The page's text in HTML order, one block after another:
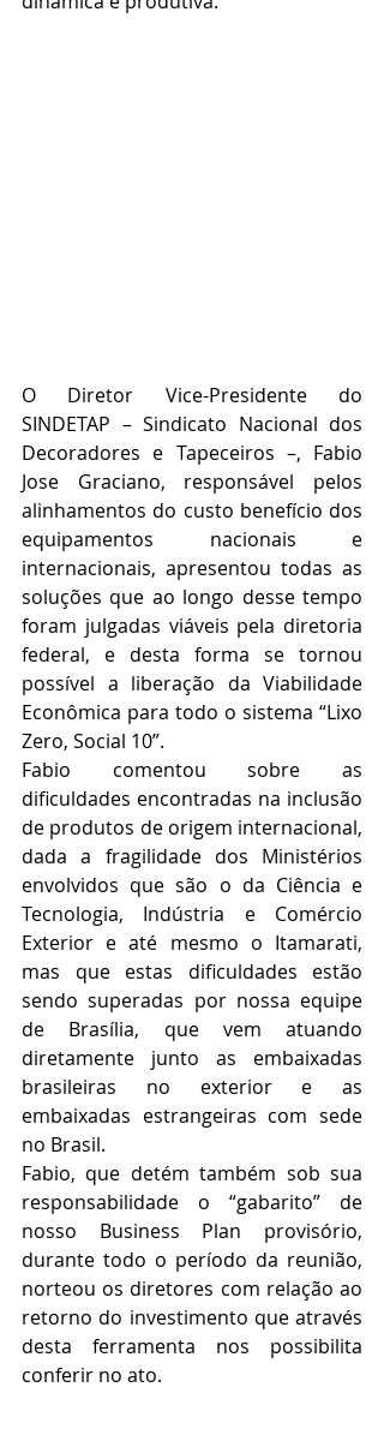
O Diretor Vice-Presidente do
SINDETAP – Sindicato Nacional dos
Decoradores e Tapeceiros –, Fabio
Jose Graciano, responsável pelos
alinhamentos do custo benefício dos
equipamentos nacionais e
internacionais, apresentou todas as
soluções que ao longo desse tempo
foram julgadas viáveis pela diretoria
federal, e desta forma se tornou
possível a liberação da Viabilidade
Econômica para todo o sistema “Lixo
Zero, Social 10”.
Fabio comentou sobre as
dificuldades encontradas na inclusão
de produtos de origem internacional,
dada a fragilidade dos Ministérios
envolvidos que são o da Ciência e
Tecnologia, Indústria e Comércio
Exterior e até mesmo o Itamarati,
mas que estas dificuldades estão
sendo superadas por nossa equipe
de Brasília, que vem atuando
diretamente junto as embaixadas
brasileiras no exterior e as
embaixadas estrangeiras com sede
no Brasil.
Fabio, que detém também sob sua
responsabilidade o “gabarito” de
nosso Business Plan provisório,
durante todo o período da reunião,
norteou os diretores com relação ao
retorno do investimento que através
desta ferramenta nos possibilita
conferir no ato.